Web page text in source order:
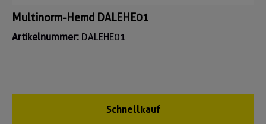
Multinorm-Hemd DALEHE01
Artikelnummer: DALEHE01
Schnellkauf